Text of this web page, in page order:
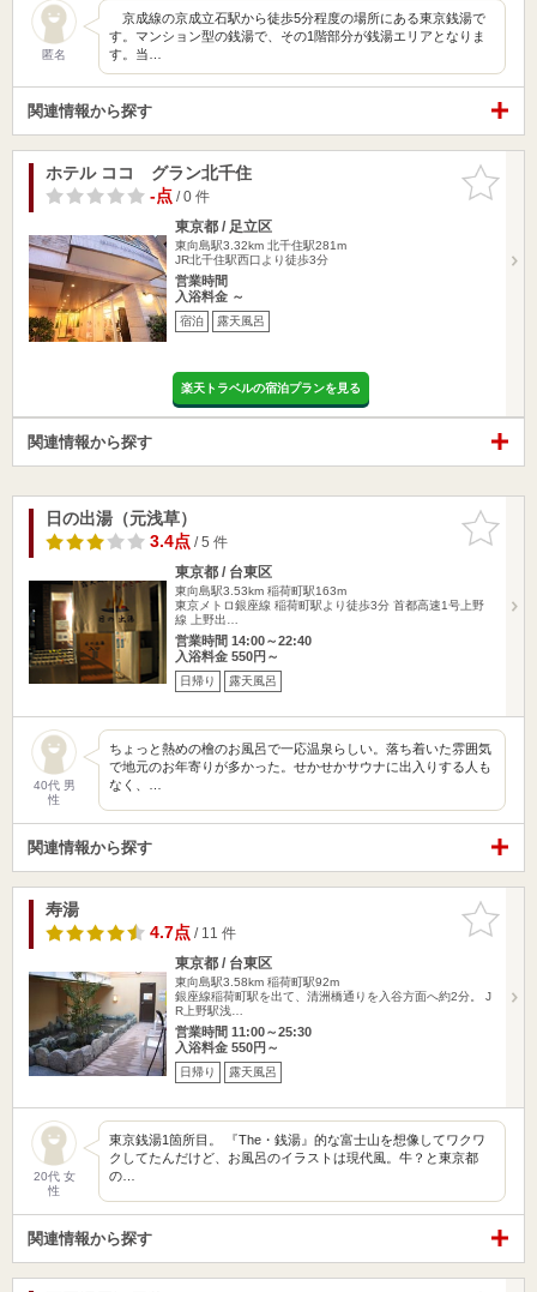
匿名
京成線の京成立石駅から徒歩5分程度の場所にある東京銭湯で
す。マンション型の銭湯で、その1階部分が銭湯エリアとなりま
す。当…
関連情報から探す
お気に入
りに追加
ホテル ココ グラン北千住
-点/ 0 件
東京都 / 足立区
東向島駅3.32km 北千住駅281m
JR北千住駅西口より徒歩3分
営業時間
入浴料金 ～
宿泊 露天風呂
楽天トラベルの宿泊プランを見る
関連情報から探す
お気に入
りに追加
日の出湯（元浅草）
3.4点/ 5 件
東京都 / 台東区
東向島駅3.53km 稲荷町駅163m
東京メトロ銀座線 稲荷町駅より徒歩3分 首都高速1号上野
線 上野出…
営業時間 14:00～22:40
入浴料金 550円～
日帰り 露天風呂
40代 男
性
ちょっと熱めの檜のお風呂で一応温泉らしい。落ち着いた雰囲気
で地元のお年寄りが多かった。せかせかサウナに出入りする人も
なく、…
関連情報から探す
お気に入
りに追加
寿湯
4.7点/ 11 件
東京都 / 台東区
東向島駅3.58km 稲荷町駅92m
銀座線稲荷町駅を出て、清洲橋通りを入谷方面へ約2分。 J
R上野駅浅…
営業時間 11:00～25:30
入浴料金 550円～
日帰り 露天風呂
20代 女
性
東京銭湯1箇所目。 『The・銭湯』的な富士山を想像してワクワ
クしてたんだけど、お風呂のイラストは現代風。牛？と東京都
の…
関連情報から探す